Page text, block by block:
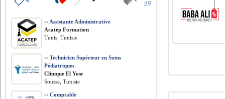
›› Assistante Administrative
Acatep Formation
Tunis, Tunisie
›› Technicien Supérieur en Soins
Pédiatriques
Clinique El Yosr
Sousse, Tunisie
›› Comptable